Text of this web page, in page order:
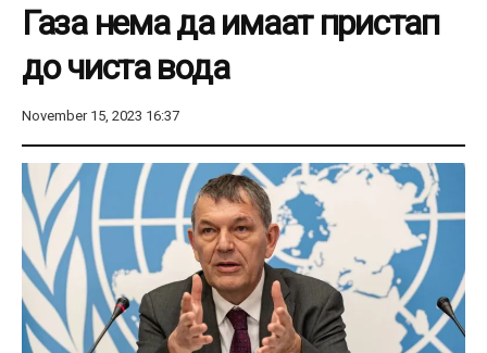
Газа нема да имаат пристап
до чиста вода
November 15, 2023 16:37